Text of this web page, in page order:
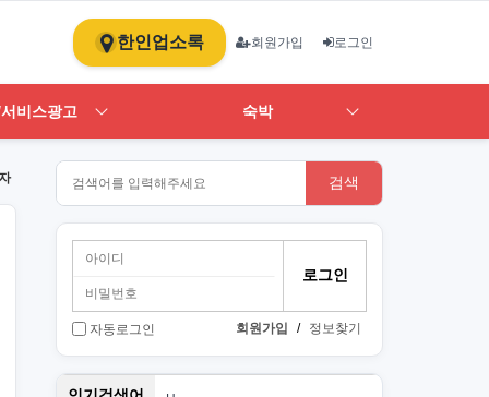
한인업소록 회원가입 로그인
비스광고 숙박
검색
자동로그인 회원가입 / 정보찾기